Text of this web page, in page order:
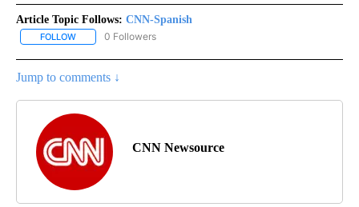
Article Topic Follows: CNN-Spanish
FOLLOW FOLLOW "CNN-SPANISH" TO RECEIVE NOTIFICATIONS ABOUT
0 Followers
Jump to comments ↓
CNN Newsource